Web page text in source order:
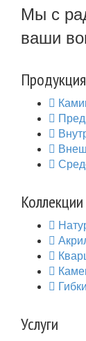
Мы с
ваши
Продукция
Коллекции
Услуги